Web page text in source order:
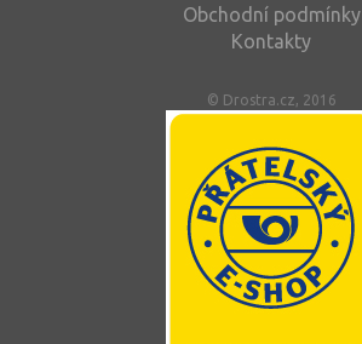
Obchodní podmínky
Kontakty
© Drostra.cz, 2016